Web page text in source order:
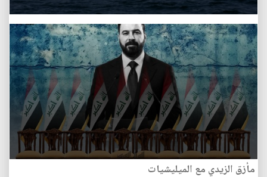
مأزق الزيدي مع الميليشيات